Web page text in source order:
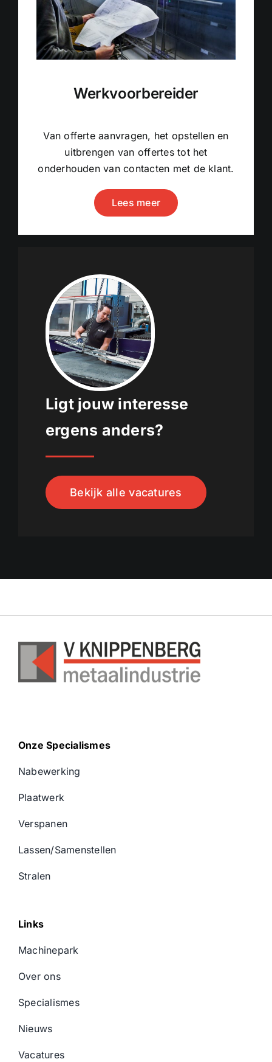
Werkvoorbereider
Van offerte aanvragen, het opstellen en
uitbrengen van offertes tot het
onderhouden van contacten met de klant.
Lees meer
Ligt jouw interesse
ergens anders?
Bekijk alle vacatures
Onze Specialismes
Nabewerking
Plaatwerk
Verspanen
Lassen/Samenstellen
Stralen
Links
Machinepark
Over ons
Specialismes
Nieuws
Vacatures